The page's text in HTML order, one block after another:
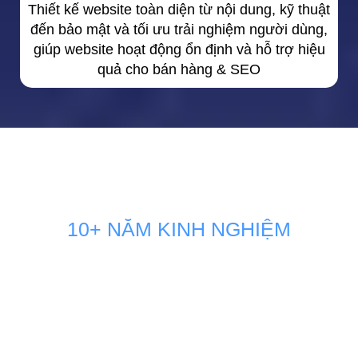
Thiết kế website toàn diện từ nội dung, kỹ thuật
đến bảo mật và tối ưu trải nghiệm người dùng,
giúp website hoạt động ổn định và hỗ trợ hiệu
quả cho bán hàng & SEO
10+ NĂM KINH NGHIỆM